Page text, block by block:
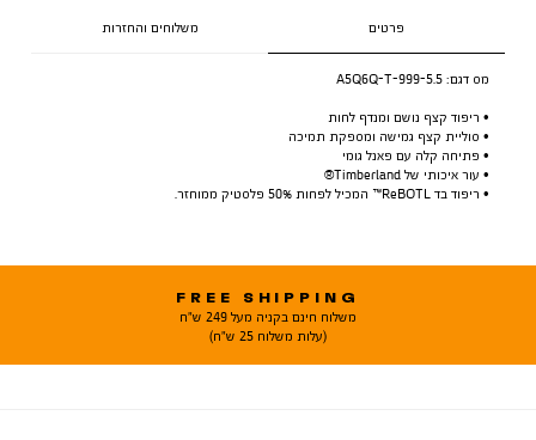
פרטים משלוחים והחזרות
מס דגם: A5Q6Q-T-999-5.5
• ריפוד קצף נושם ומנדף לחות
• סוליית קצף גמישה ומספקת תמיכה
• פתיחה קלה עם פאנל גומי
• עור איכותי של Timberland®
• ריפוד בד ReBOTL™ המכיל לפחות 50% פלסטיק ממוחזר.
FREE SHIPPING
משלוח חינם בקניה מעל 249 ש"ח
(עלות משלוח 25 ש"ח)